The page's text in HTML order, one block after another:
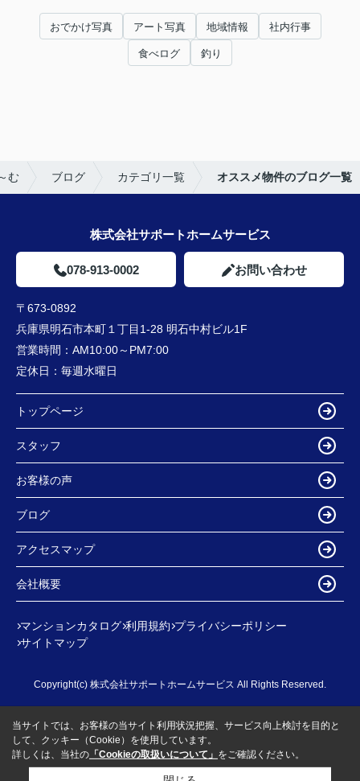
おでかけ写真 アート写真 地域情報 社内行事
食べログ 釣り
む ブログ カテゴリ一覧 オススメ物件のブログ一覧
株式会社サポートホームサービス
078-913-0002 お問い合わせ
〒673-0892
兵庫県明石市本町１丁目1-28 明石中村ビル1F
営業時間： AM10:00～PM7:00
定休日： 毎週水曜日
トップページ
スタッフ
お客様の声
ブログ
アクセスマップ
会社概要
マンションカタログ 利用規約 プライバシーポリシー
サイトマップ
Copyright(c) 株式会社サポートホームサービス All Rights Reserved.
当サイトでは、お客様の当サイト利用状況把握、サービス向上検討を目的と
して、クッキー（Cookie）を使用しています。
詳しくは、当社の 「Cookieの取扱いについて」 をご確認ください。